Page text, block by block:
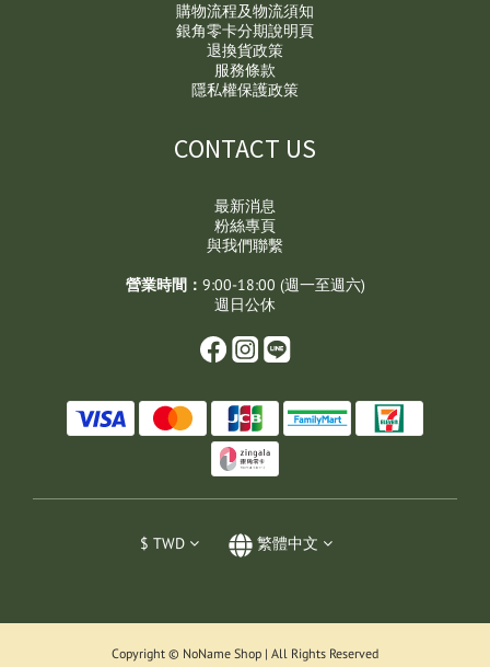
購物流程及物流須知
銀角零卡分期說明頁
退換貨政策
服務條款
隱私權保護政策
CONTACT US
最新消息
粉絲專頁
與我們聯繫
營業時間： 9:00-18:00 (週一至週六)
週日公休
$ TWD 繁體中文
Copyright © NoName Shop | All Rights Reserved